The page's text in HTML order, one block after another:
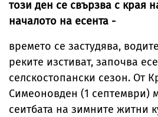
този ден се свързва с края
началото на есента -
времето се застудява,
реките изстиват, започва
селскостопански сезон. От
Симеоновден (1 септември)
сеитбата на зимните житни